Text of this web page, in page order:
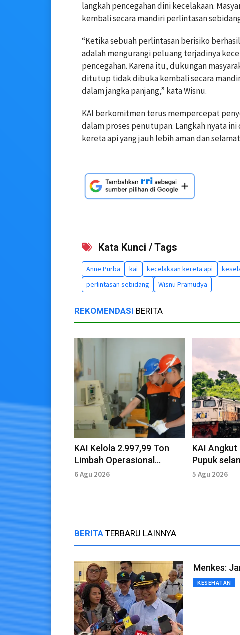
langkah pencegahan dini kecelakaan.
kembali secara mandiri perlintasan
“Ketika sebuah perlintasan berisiko
adalah mengurangi peluang terjadinya
pencegahan. Karena itu, dukungan
ditutup tidak dibuka kembali secara
dalam jangka panjang,” kata Wisnu.
KAI berkomitmen terus mempercepat
dalam proses penutupan. Langkah nyata
kereta api yang jauh lebih aman dan
Kata Kunci / Tags
Anne Purba kai kecelakaan kereta api
perlintasan sebidang
Wisnu Pramudya
REKOMENDASI BERITA
KAI Kelola 2.997,99 Ton
Limbah Operasional
selama 2025
6 Agu 2026
KAI Angkut
Pupuk
2026
5 Agu 2026
BERITA TERBARU LAINNYA
Menkes:
KESEHATAN